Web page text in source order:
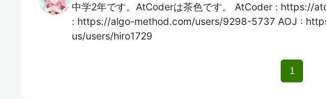
中学2年です。AtCoderは茶色です。 AtCoder : https://
: https://algo-method.com/users/9298-5737 AOJ :
us/users/hiro1729
1